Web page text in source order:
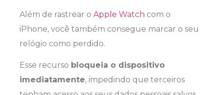
Além de rastrear o Apple Watch com o
iPhone, você também consegue marcar o seu
relógio como perdido.
Esse recurso bloqueia o dispositivo
imediatamente, impedindo que terceiros